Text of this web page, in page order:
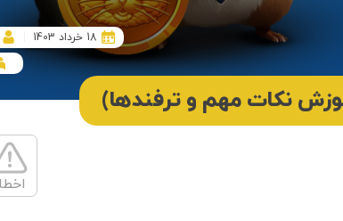
نکات مهم و ترفندها)
18 خرداد 1403